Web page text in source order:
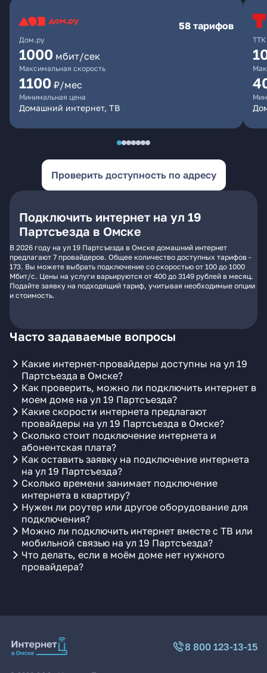
Дом.ру
58 тарифов
1000 мбит/сек
Максимальная скорость
1100 ₽/мес
Минимальная цена
Домашний интернет, ТВ
ТТК
Проверить доступность по адресу
Подключить интернет на ул 19
Партсъезда в Омске
В 2026 году на ул 19 Партсъезда в Омске домашний интернет
предлагают 7 провайдеров. Общее количество доступных тарифов -
173. Вы можете выбрать подключение со скоростью от 100 до 1000
Мбит/с. Цены на услуги варьируются от 400 до 3149 рублей в месяц.
Подайте заявку на подходящий тариф, учитывая необходимые опции
и стоимость.
Часто задаваемые вопросы
Какие интернет-провайдеры доступны на ул 19
Партсъезда в Омске?
Как проверить, можно ли подключить интернет в
моем доме на ул 19 Партсъезда?
Какие скорости интернета предлагают
провайдеры на ул 19 Партсъезда в Омске?
Сколько стоит подключение интернета и
абонентская плата?
Как оставить заявку на подключение интернета
на ул 19 Партсъезда?
Сколько времени занимает подключение
интернета в квартиру?
Нужен ли роутер или другое оборудование для
подключения?
Можно ли подключить интернет вместе с ТВ или
мобильной связью на ул 19 Партсъезда?
Что делать, если в моём доме нет нужного
провайдера?
8 800 123-13-15